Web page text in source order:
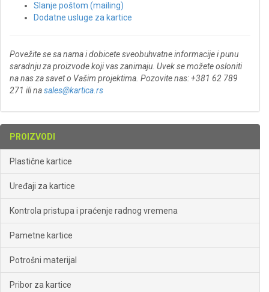
Slanje poštom (mailing)
Dodatne usluge za kartice
Povežite se sa nama i dobicete sveobuhvatne informacije i punu
saradnju za proizvode koji vas zanimaju. Uvek se možete osloniti
na nas za savet o Vašim projektima. Pozovite nas: +381 62 789
271 ili nasales@kartica.rs
PROIZVODI
Plastične kartice
Uređaji za kartice
Kontrola pristupa i praćenje radnog vremena
Pametne kartice
Potrošni materijal
Pribor za kartice